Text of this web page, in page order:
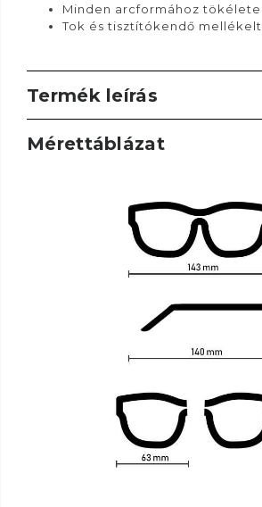
Minden arcformához
Tok és tisztítókendő mellékelt
Termék leírás
Mérettáblázat